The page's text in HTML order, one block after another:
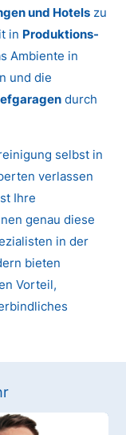
und Hotels zu
in Produktions-
Ambiente in
und die
durch
selbst in
verlassen
Ihre
genau diese
in der
bieten
Vorteil,